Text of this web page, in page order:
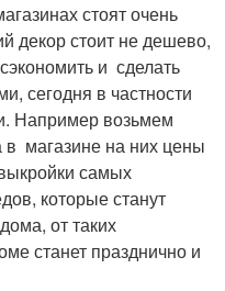
стоят очень
декор стоит не дешево,
и сделать
сегодня в частности
Например возьмем
магазине на них цены
самых
которые станут
от таких
станет празднично и